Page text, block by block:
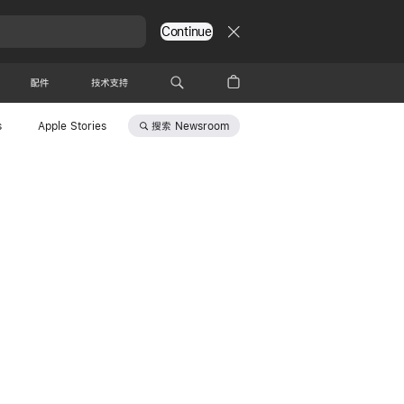
Continue
配件 技术支持
Apple Stories 搜索 Newsroom